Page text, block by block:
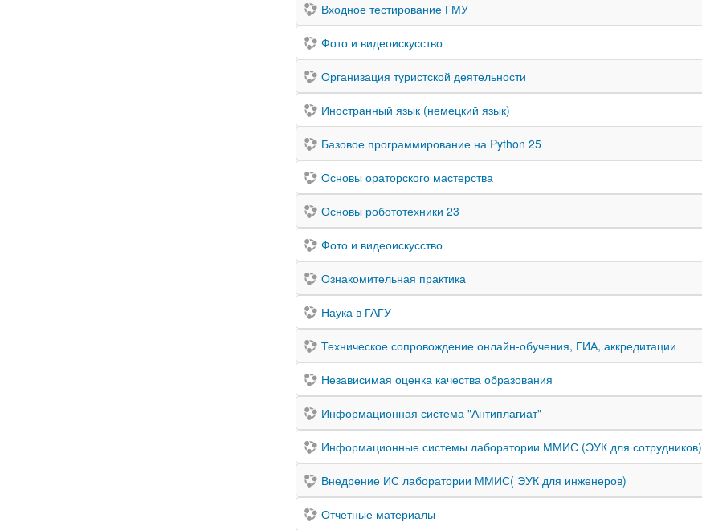
Входное тестирование ГМУ
Фото и видеоискусство
Организация туристской деятельности
Иностранный язык (немецкий язык)
Базовое программирование на Python 25
Основы ораторского мастерства
Основы робототехники 23
Фото и видеоискусство
Ознакомительная практика
Наука в ГАГУ
Техническое сопровождение онлайн-обучения, ГИА, аккредитации
Независимая оценка качества образования
Информационная система "Антиплагиат"
Информационные системы лаборатории ММИС (ЭУК для сотрудников)
Внедрение ИС лаборатории ММИС( ЭУК для инженеров)
Отчетные материалы